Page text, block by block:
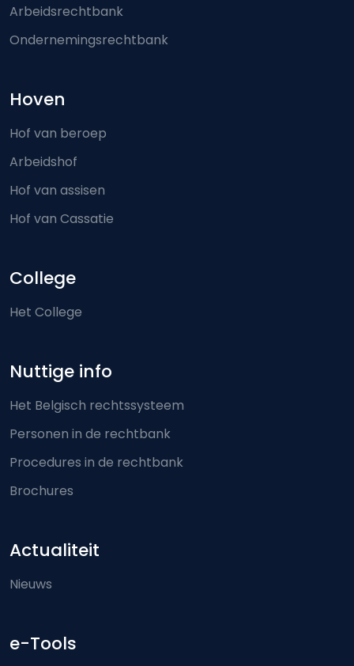
Arbeidsrechtbank
Ondernemingsrechtbank
Hoven
Hof van beroep
Arbeidshof
Hof van assisen
Hof van Cassatie
College
Het College
Nuttige info
Het Belgisch rechtssysteem
Personen in de rechtbank
Procedures in de rechtbank
Brochures
Actualiteit
Nieuws
e-Tools